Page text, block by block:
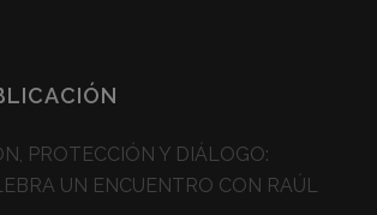
PROTECCIÓN Y DIÁLOGO:
UN ENCUENTRO CON RAÚL